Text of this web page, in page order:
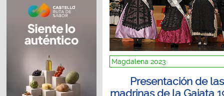
Magdalena 2023
Presentación de las
madrinas de la Gaiata